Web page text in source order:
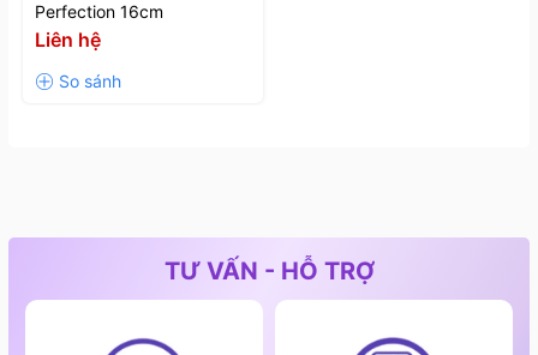
Perfection 16cm
Liên hệ
TƯ VẤN - HỖ TRỢ